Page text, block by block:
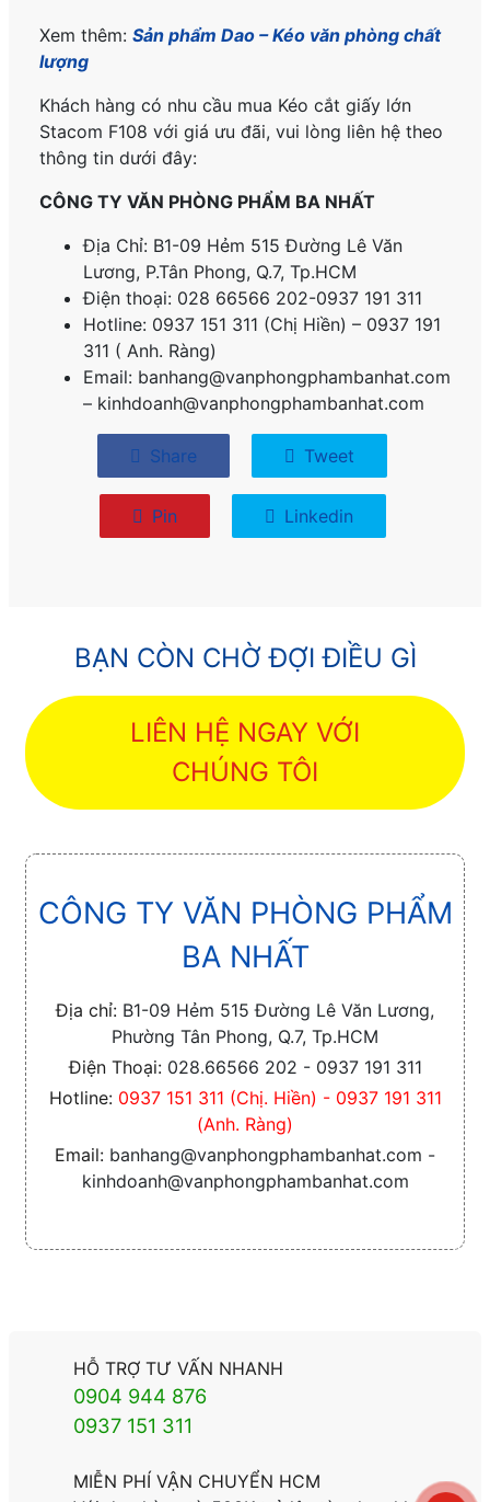
Xem thêm:Sản phẩm Dao – Kéo văn phòng chất
lượng
Khách hàng có nhu cầu mua Kéo cắt giấy lớn
Stacom F108 với giá ưu đãi, vui lòng liên hệ theo
thông tin dưới đây:
CÔNG TY VĂN PHÒNG PHẨM BA NHẤT
Địa Chỉ: B1-09 Hẻm 515 Đường Lê Văn
Lương, P.Tân Phong, Q.7, Tp.HCM
Điện thoại: 028 66566 202-0937 191 311
Hotline: 0937 151 311 (Chị Hiền) – 0937 191
311 ( Anh. Ràng)
Email: banhang@vanphongphambanhat.com
– kinhdoanh@vanphongphambanhat.com
Share Tweet
Pin Linkedin
BẠN CÒN CHỜ ĐỢI ĐIỀU GÌ
LIÊN HỆ NGAY VỚI
CHÚNG TÔI
CÔNG TY VĂN PHÒNG PHẨM
BA NHẤT
Địa chỉ: B1-09 Hẻm 515 Đường Lê Văn Lương,
Phường Tân Phong, Q.7, Tp.HCM
Điện Thoại: 028.66566 202 - 0937 191 311
Hotline: 0937 151 311 (Chị. Hiền) - 0937 191 311
(Anh. Ràng)
Email: banhang@vanphongphambanhat.com -
kinhdoanh@vanphongphambanhat.com
HỖ TRỢ TƯ VẤN NHANH
0904 944 876
0937 151 311
MIỄN PHÍ VẬN CHUYỂN HCM